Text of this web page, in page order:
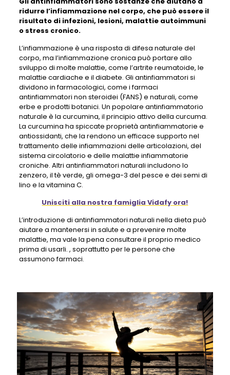
ridurre l’infiammazione nel corpo, che può essere il
risultato di infezioni, lesioni, malattie autoimmuni
o stress cronico.
L’infiammazione è una risposta di difesa naturale del
corpo, ma l’infiammazione cronica può portare allo
sviluppo di molte malattie, come l’artrite reumatoide, le
malattie cardiache e il diabete. Gli antinfiammatori si
dividono in farmacologici, come i farmaci
antinfiammatori non steroidei (FANS) e naturali, come
erbe e prodotti botanici. Un popolare antinfiammatorio
naturale è la curcumina, il principio attivo della curcuma.
La curcumina ha spiccate proprietà antinfiammatorie e
antiossidanti, che la rendono un efficace supporto nel
trattamento delle infiammazioni delle articolazioni, del
sistema circolatorio e delle malattie infiammatorie
croniche. Altri antinfiammatori naturali includono lo
zenzero, il tè verde, gli omega-3 del pesce e dei semi di
lino e la vitamina C.
Unisciti alla nostra famiglia Vidafy ora!
L’introduzione di antinfiammatori naturali nella dieta può
aiutare a mantenersi in salute e a prevenire molte
malattie, ma vale la pena consultare il proprio medico
prima di usarli. , soprattutto per le persone che
assumono farmaci.